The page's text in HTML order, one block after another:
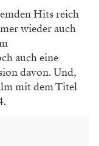
Hits reich
wieder auch
auch eine
davon. Und,
mit dem Titel